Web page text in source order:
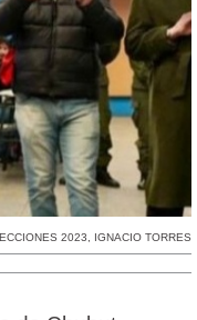
2023 IGNACIO TORRES